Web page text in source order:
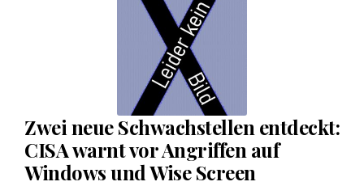
Zwei neue Schwachstellen entdeckt:
CISA warnt vor Angriffen auf
Windows und Wise Screen